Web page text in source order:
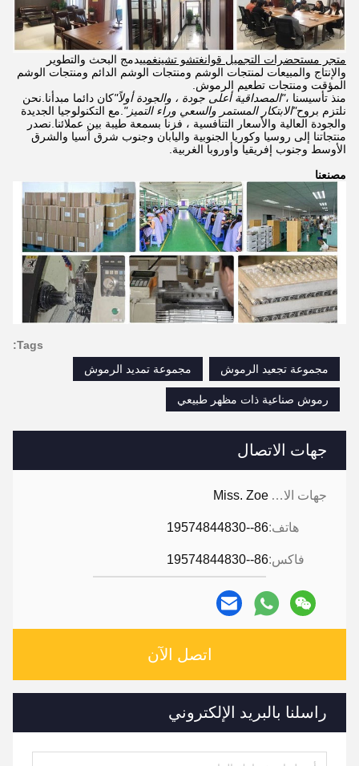
جهات الاتصال
جهات الاتصال: Miss. Zoe
هاتف:86--19574844830
فاكس:86--19574844830
اتصل الآن
راسلنا بالبريد الإلكتروني
متجر مستحضرات التجميل قوانغتشو تشينغمييدمج البحث والتطوير
والإنتاج والمبيعات لمنتجات الوشم ومنتجات الوشم الدائم ومنتجات الوشم
المؤقت ومنتجات تطعيم الرموش.
منذ تأسيسنا ،"المصداقية أعلى جودة ، والجودة أولاً"كان دائما مبدأنا.نحن
نلتزم بروح"الابتكار المستمر والسعي وراء التميز" .مع التكنولوجيا الجديدة
والجودة العالية والأسعار التنافسية ، فزنا بسمعة طيبة بين عملائنا.نصدر
منتجاتنا إلى روسيا وكوريا الجنوبية واليابان وجنوب شرق آسيا والشرق
الأوسط وجنوب إفريقيا وأوروبا الغربية.
مصنعنا
Tags:
مجموعة تجعيد الرموش
مجموعة تمديد الرموش
رموش صناعية ذات مظهر طبيعي